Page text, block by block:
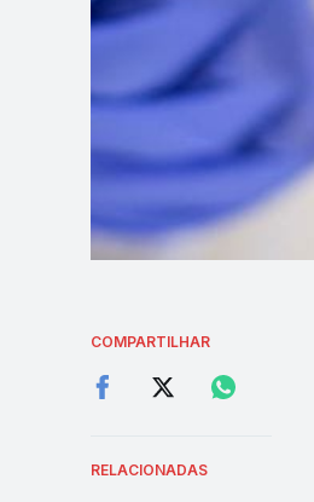
COMPARTILHAR
RELACIONADAS